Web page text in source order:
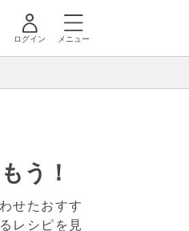
ログイン メニュー
う！
せたおすす
レシピを見